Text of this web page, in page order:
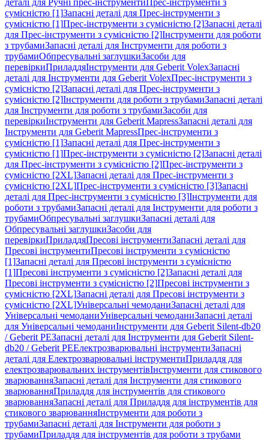
деталі для Ручні прес-інструментиПрес-інструменти з
сумісністю [1]Запасні деталі для Прес-інструменти з
сумісністю [1]Прес-інструменти з сумісністю [2]Запасні деталі
для Прес-інструменти з сумісністю [2]Інструменти для роботи
з трубамиЗапасні деталі для Інструменти для роботи з
трубамиОбпресувальні заглушкиЗасоби для
перевіркиПриладдяІнструменти для Geberit VolexЗапасні
деталі для Інструменти для Geberit VolexПрес-інструменти з
сумісністю [2]Запасні деталі для Прес-інструменти з
сумісністю [2]Інструменти для роботи з трубамиЗапасні деталі
для Інструменти для роботи з трубамиЗасоби для
перевіркиІнструменти для Geberit MapressЗапасні деталі для
Інструменти для Geberit MapressПрес-інструменти з
сумісністю [1]Запасні деталі для Прес-інструменти з
сумісністю [1]Прес-інструменти з сумісністю [2]Запасні деталі
для Прес-інструменти з сумісністю [2]Прес-інструменти з
сумісністю [2XL]Запасні деталі для Прес-інструменти з
сумісністю [2XL]Прес-інструменти з сумісністю [3]Запасні
деталі для Прес-інструменти з сумісністю [3]Інструменти для
роботи з трубамиЗапасні деталі для Інструменти для роботи з
трубамиОбпресувальні заглушкиЗапасні деталі для
Обпресувальні заглушкиЗасоби для
перевіркиПриладдяПресові інструментиЗапасні деталі для
Пресові інструментиПресові інструменти з сумісністю
[1]Запасні деталі для Пресові інструменти з сумісністю
[1]Пресові інструменти з сумісністю [2]Запасні деталі для
Пресові інструменти з сумісністю [2]Пресові інструменти з
сумісністю [2XL]Запасні деталі для Пресові інструменти з
сумісністю [2XL]Універсальні чемоданиЗапасні деталі для
Універсальні чемоданиУніверсальні чемоданиЗапасні деталі
для Універсальні чемоданиІнструменти для Geberit Silent-db20
/ Geberit PEЗапасні деталі для Інструменти для Geberit Silent-
db20 / Geberit PEЕлектрозварювальні інструментиЗапасні
деталі для Електрозварювальні інструментиПриладдя для
електрозварювальних інструментівІнструменти для стикового
зварюванняЗапасні деталі для Інструменти для стикового
зварюванняПриладдя для інструментів для стикового
зварюванняЗапасні деталі для Приладдя для інструментів для
стикового зварюванняІнструменти для роботи з
трубамиЗапасні деталі для Інструменти для роботи з
трубамиПриладдя для інструментів для роботи з трубами